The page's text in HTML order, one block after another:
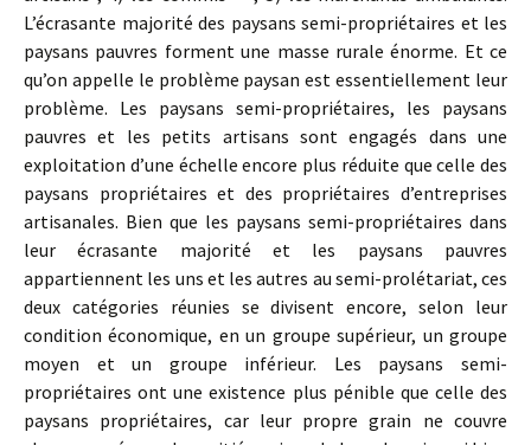
L’écrasante majorité des paysans semi-propriétaires et les
paysans pauvres forment une masse rurale énorme. Et ce
qu’on appelle le problème paysan est essentiellement leur
problème. Les paysans semi-propriétaires, les paysans
pauvres et les petits artisans sont engagés dans une
exploitation d’une échelle encore plus réduite que celle des
paysans propriétaires et des propriétaires d’entreprises
artisanales. Bien que les paysans semi-propriétaires dans
leur écrasante majorité et les paysans pauvres
appartiennent les uns et les autres au semi-prolétariat, ces
deux catégories réunies se divisent encore, selon leur
condition économique, en un groupe supérieur, un groupe
moyen et un groupe inférieur. Les paysans semi-
propriétaires ont une existence plus pénible que celle des
paysans propriétaires, car leur propre grain ne couvre